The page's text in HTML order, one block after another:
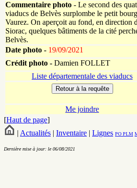
Commentaire photo - Le second des
viaducs de Belvès surplombe le petit
Vaurez. On aperçoit au fond, en direction
Siorac, quelques bâtiments de la cité
Belvès.
Date photo - 19/09/2021
Crédit photo - Damien FOLLET
Liste départementale des viaducs
Me joindre
[Haut de page]
| Actualités | Inventaire | Lignes PO PLM
Dernière mise à jour: le 06/08/2021